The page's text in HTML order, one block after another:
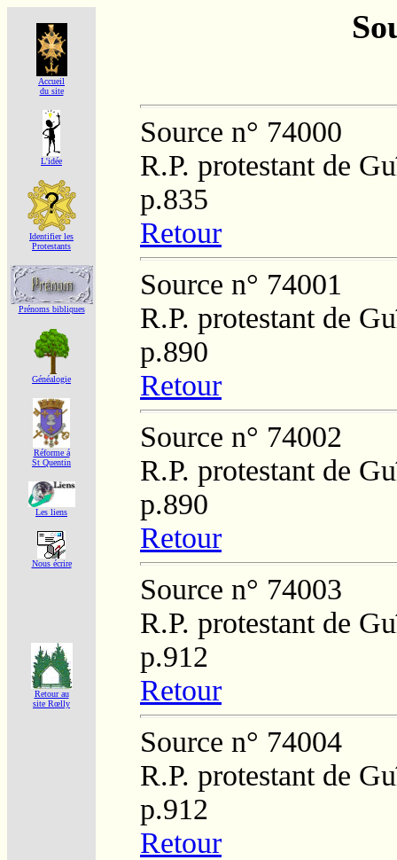
Accueil
du site
L'idée
Identifier les
Protestants
Prénoms bibliques
Généalogie
Réforme á
St Quentin
Les liens
Nous écrire
Retour au
site Rœlly
Source n° 74000
R.P. protestant de
p.835
Retour
Source n° 74001
R.P. protestant de
p.890
Retour
Source n° 74002
R.P. protestant de
p.890
Retour
Source n° 74003
R.P. protestant de
p.912
Retour
Source n° 74004
R.P. protestant de
p.912
Retour